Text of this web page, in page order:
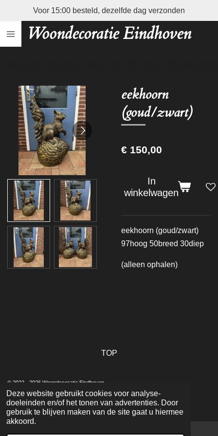
Deze website gebruikt cookies voor analyse-
doeleinden en/of het tonen van advertenties. Door
gebruik te blijven maken van de site gaat u hiermee
akkoord.
direct
naar
Woondecoratie Eindhoven
Voor 15:00 besteld, dezelfde dag verzonden
eekhoorn
(goud/zwart)
€ 150,00
In
winkelwagen
eekhoorn (goud/zwart)
97hoog 50breed 30diep
(alleen ophalen)
TOP
© 2022 - 2026 Woondecoratie Eindhoven
Powered byJouwWeb